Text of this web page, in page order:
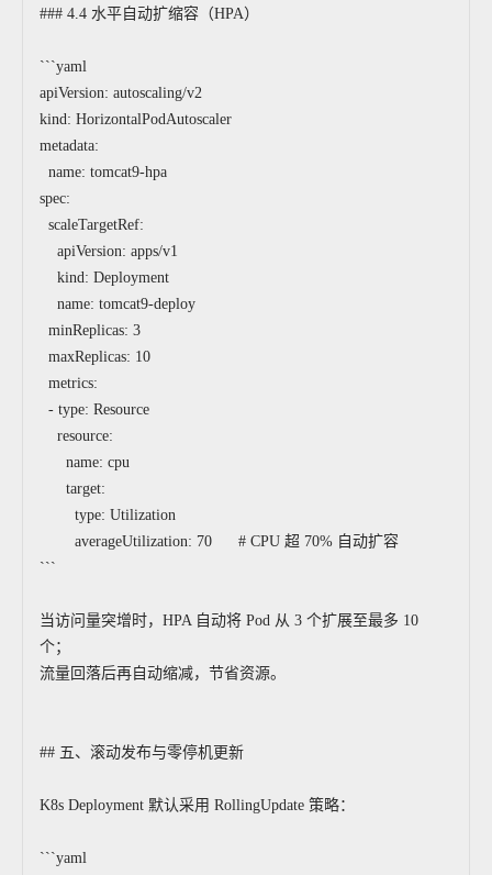
### 4.4 水平自动扩缩容（HPA）
```yaml
apiVersion: autoscaling/v2
kind: HorizontalPodAutoscaler
metadata:
name: tomcat9-hpa
spec:
scaleTargetRef:
apiVersion: apps/v1
kind: Deployment
name: tomcat9-deploy
minReplicas: 3
maxReplicas: 10
metrics:
- type: Resource
resource:
name: cpu
target:
type: Utilization
averageUtilization: 70 # CPU 超 70% 自动扩容
```
当访问量突增时，HPA 自动将 Pod 从 3 个扩展至最多 10
个；
流量回落后再自动缩减，节省资源。
## 五、滚动发布与零停机更新
K8s Deployment 默认采用 RollingUpdate 策略：
```yaml